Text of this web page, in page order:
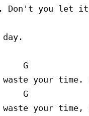
Don't you let
G
your time.
G
your time,